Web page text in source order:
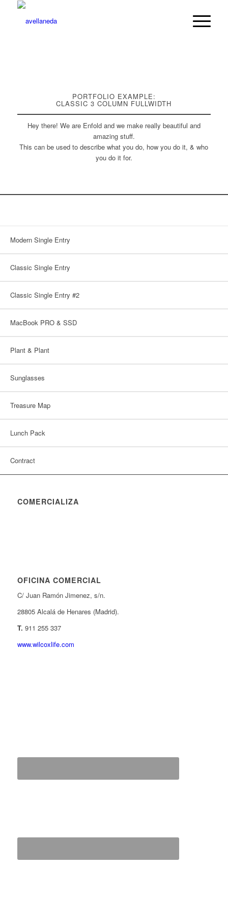
PORTFOLIO EXAMPLE:
CLASSIC 3 COLUMN FULLWIDTH
Hey there! We are Enfold and we make really beautiful and
amazing stuff.
This can be used to describe what you do, how you do it, & who
you do it for.
Modern Single Entry
Classic Single Entry
Classic Single Entry #2
MacBook PRO & SSD
Plant & Plant
Sunglasses
Treasure Map
Lunch Pack
Contract
COMERCIALIZA
OFICINA COMERCIAL
C/ Juan Ramón Jimenez, s/n.
28805 Alcalá de Henares (Madrid).
T. 911 255 337
www.wilcoxlife.com